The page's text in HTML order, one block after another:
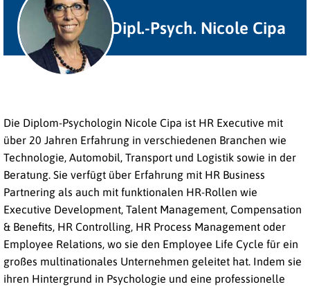
Dipl.-Psych. Nicole Cipa
Die Diplom-Psychologin Nicole Cipa ist HR Executive mit
über 20 Jahren Erfahrung in verschiedenen Branchen wie
Technologie, Automobil, Transport und Logistik sowie in der
Beratung. Sie verfügt über Erfahrung mit HR Business
Partnering als auch mit funktionalen HR-Rollen wie
Executive Development, Talent Management, Compensation
& Benefits, HR Controlling, HR Process Management oder
Employee Relations, wo sie den Employee Life Cycle für ein
großes multinationales Unternehmen geleitet hat. Indem sie
ihren Hintergrund in Psychologie und eine professionelle